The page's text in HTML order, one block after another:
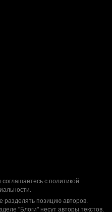
с политикой
.
разделять позицию авторов.
"Блоги" несут авторы текстов.